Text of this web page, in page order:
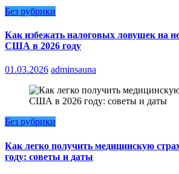
Без рубрики
Как избежать налоговых ловушек на
США в 2026 году
01.03.2026 adminsauna
Без рубрики
Как легко получить медицинскую
году: советы и даты